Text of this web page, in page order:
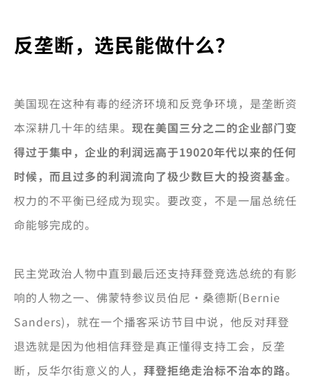
反垄断，选民能做什么？
美国现在这种有毒的经济环境和反竞争环境，是垄断资
本深耕几十年的结果。 现在美国三分之二的企业部门变
得过于集中，企业的利润远高于19020年代以来的任何
时候，而且过多的利润流向了极少数巨大的投资基金。
权力的不平衡已经成为现实。要改变，不是一届总统任
命能够完成的。
民主党政治人物中直到最后还支持拜登竞选总统的有影
响的人物之一、佛蒙特参议员伯尼·桑德斯(Bernie
Sanders)，就在一个播客采访节目中说，他反对拜登
退选就是因为他相信拜登是真正懂得支持工会，反垄
断，反华尔街意义的人， 拜登拒绝走治标不治本的路。